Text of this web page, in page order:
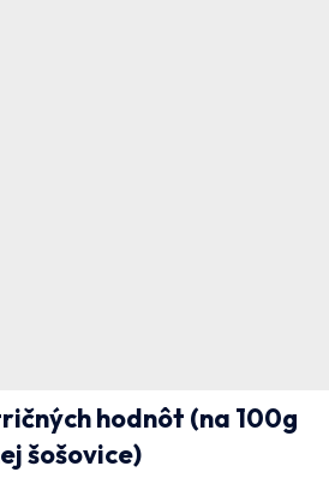
hodnôt (na 100g
šošovice)